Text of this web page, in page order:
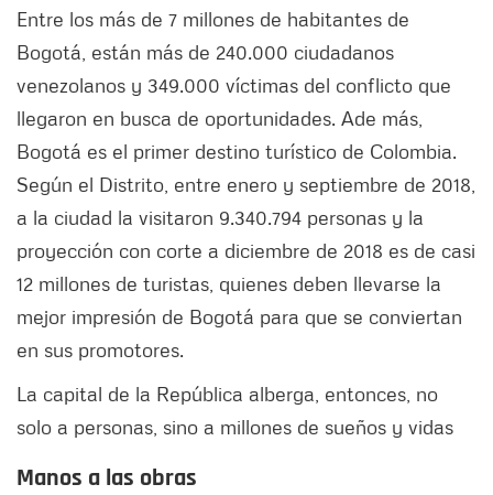
Entre los más de 7 millones de habitantes de
Bogotá, están más de 240.000 ciudadanos
venezolanos y 349.000 víctimas del conflicto que
llegaron en busca de oportunidades. Ade más,
Bogotá es el primer destino turístico de Colombia.
Según el Distrito, entre enero y septiembre de 2018,
a la ciudad la visitaron 9.340.794 personas y la
proyección con corte a diciembre de 2018 es de casi
12 millones de turistas, quienes deben llevarse la
mejor impresión de Bogotá para que se conviertan
en sus promotores.
La capital de la República alberga, entonces, no
solo a personas, sino a millones de sueños y vidas
Manos a las obras